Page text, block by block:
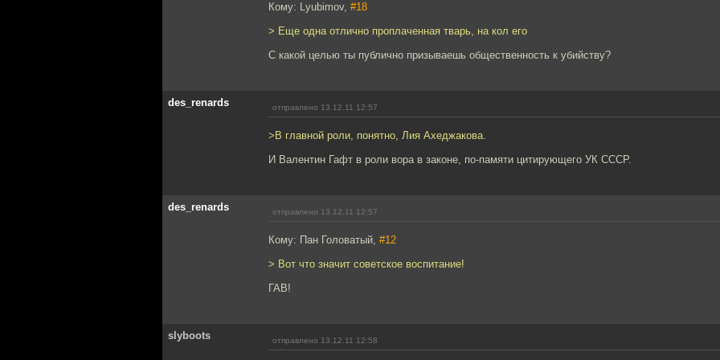
Кому: Lyubimov, #18
> Еще одна отлично проплаченная тварь, на кол его
С какой целью ты публично призываешь общественность к убийству?
des_renards отправлено 13.12.11 12:57
>В главной роли, понятно, Лия Ахеджакова.
И Валентин Гафт в роли вора в законе, по-памяти цитирующего УК СССР.
des_renards отправлено 13.12.11 12:57
Кому: Пан Головатый, #12
> Вот что значит советское воспитание!
ГАВ!
slyboots отправлено 13.12.11 12:58